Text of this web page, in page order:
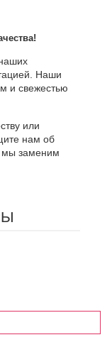
Наши
и свежестью
или
нам об
мы заменим